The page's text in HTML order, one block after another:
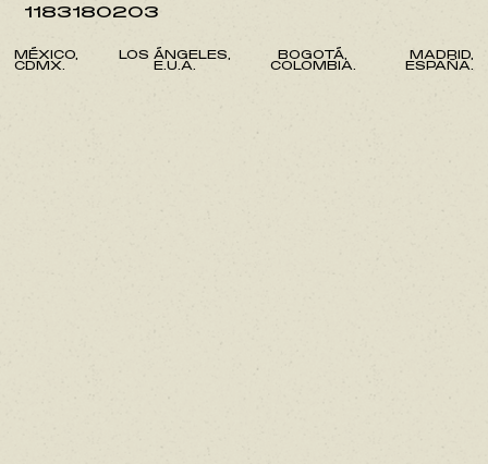
1183180203
MÉXICO,
CDMX.
LOS ÁNGELES,
E.U.A.
BOGOTÁ,
COLOMBIA.
MADRID,
ESPAÑA.